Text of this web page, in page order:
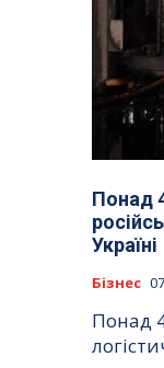
Понад
Україні
Бізнес
Понад